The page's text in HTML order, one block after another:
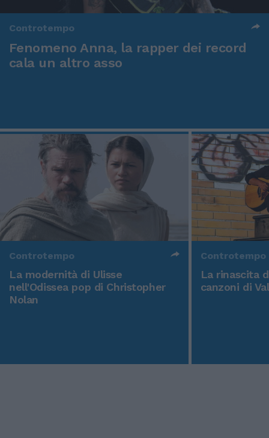
Controtempo
Fenomeno Anna, la rapper dei record
cala un altro asso
Controtempo
La modernità di Ulisse
nell'Odissea pop di Christopher
Nolan
Controtempo
La rinascita
canzoni di